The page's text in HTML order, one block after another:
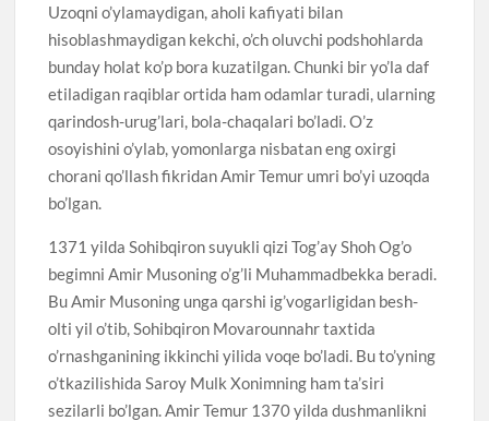
Uzoqni o’ylamaydigan, aholi kafiyati bilan
hisoblashmaydigan kekchi, o’ch oluvchi podshohlarda
bunday holat ko’p bora kuzatilgan. Chunki bir yo’la daf
etiladigan raqiblar ortida ham odamlar turadi, ularning
qarindosh-urug’lari, bola-chaqalari bo’ladi. O’z
osoyishini o’ylab, yomonlarga nisbatan eng oxirgi
chorani qo’llash fikridan Amir Temur umri bo’yi uzoqda
bo’lgan.
1371 yilda Sohibqiron suyukli qizi Tog’ay Shoh Og’o
begimni Amir Musoning o’g’li Muhammadbekka beradi.
Bu Amir Musoning unga qarshi ig’vogarligidan besh-
olti yil o’tib, Sohibqiron Movarounnahr taxtida
o’rnashganining ikkinchi yilida voqe bo’ladi. Bu to’yning
o’tkazilishida Saroy Mulk Xonimning ham ta’siri
sezilarli bo’lgan. Amir Temur 1370 yilda dushmanlikni